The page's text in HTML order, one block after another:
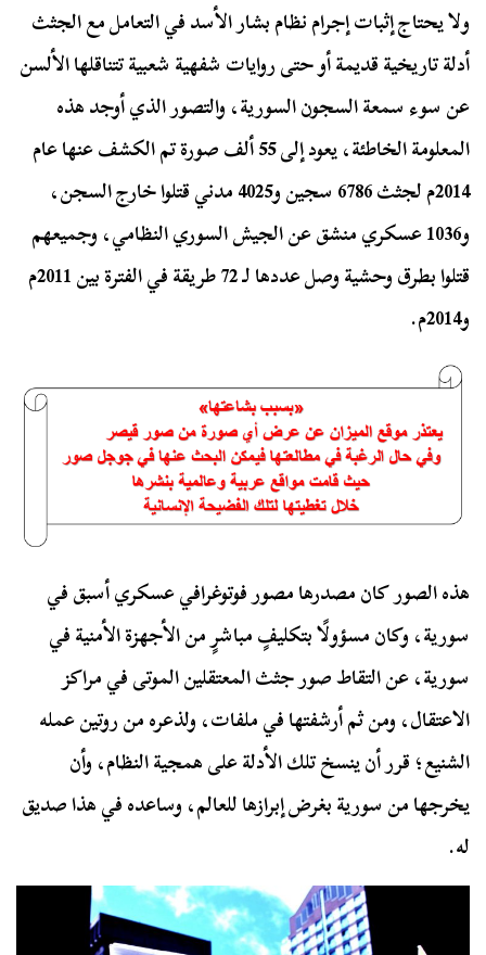
ولا يحتاج إثبات إجرام نظام بشار الأسد في التعامل مع الجثث
أدلة تاريخية قديمة أو حتى روايات شفهية شعبية تتناقلها الألسن
عن سوء سمعة السجون السورية، والتصور الذي أوجد هذه
المعلومة الخاطئة، يعود إلى 55 ألف صورة تم الكشف عنها عام
2014م لجثث 6786 سجين و4025 مدني قتلوا خارج السجن،
و1036 عسكري منشق عن الجيش السوري النظامي، وجميعهم
قتلوا بطرق وحشية وصل عددها لـ 72 طريقة في الفترة بين 2011م
و2014م.
هذه الصور كان مصدرها مصور فوتوغرافي عسكري أسبق في
سورية، وكان مسؤولًا بتكليفٍ مباشرٍ من الأجهزة الأمنية في
سورية، عن التقاط صور جثث المعتقلين الموتى في مراكز
الاعتقال، ومن ثم أرشفتها في ملفات، ولذعره من روتين عمله
الشنيع؛ قرر أن ينسخ تلك الأدلة على همجية النظام، وأن
يخرجها من سورية بغرض إبرازها للعالم، وساعده في هذا صديق
له.